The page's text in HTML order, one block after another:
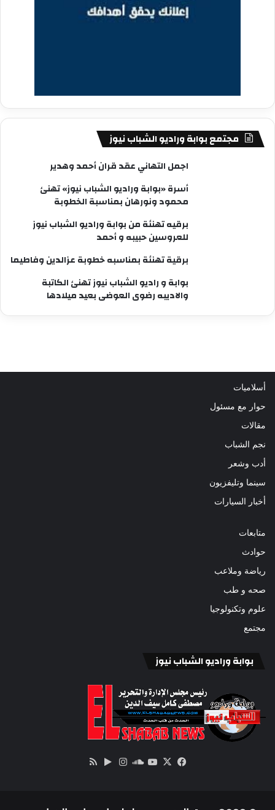
مجتمع بوابة وراديو الشباب نيوز
اجمل التهاني عقد قران أحمد وهدير
أسرة «بوابة وراديو الشباب نيوز» تهنئ
محمود ونورهان بمناسبة الخطوبة
برقيه تهنئة من بوابة وراديو الشباب نيوز
للعروسين حبيبه و أحمد
برقية تهنئة بمناسبه خطوبة عزالدين وفاطيما
بوابة و راديو الشباب نيوز تهنئ الكاتبة
والاديبه رضوى العوضى بعيد ميلادها
أسلاميات
حوار مع مسئول
مقالات
نجم الشباب
أدب وشعر
سينما وتليفزيون
أخبار السيارات
متابعات
حوادث
رياضة وملاعب
صحه و طب
علوم وتكنولوجيا
مجتمع
بوابة وراديو الشباب نيوز
فيسبوك
‫X
‫YouTube
ساوندانستقرام‏Google